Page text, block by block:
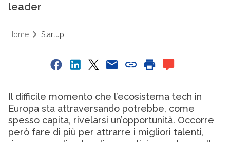
leader
Home Startup
Il difficile momento che l’ecosistema tech in
Europa sta attraversando potrebbe, come
spesso capita, rivelarsi un’opportunità. Occorre
però fare di più per attrarre i migliori talenti,